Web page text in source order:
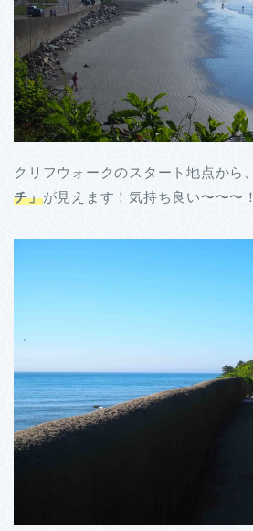
クリフウォークのスタート地点から、
チ」が見えます！気持ち良い〜〜〜！